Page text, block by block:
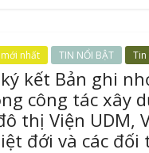
nhất TIN NỔI BẬT
kết Bản ghi
công tác xây
thị Viện UDM,
đới và các đối